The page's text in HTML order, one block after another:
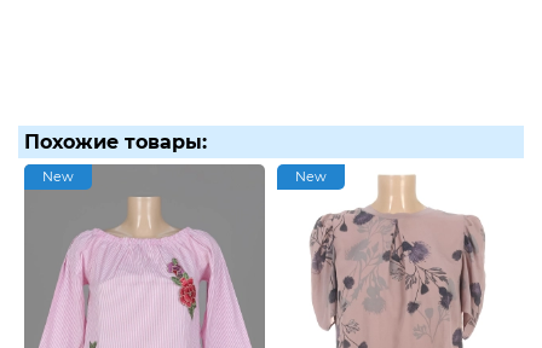
Похожие товары:
New New